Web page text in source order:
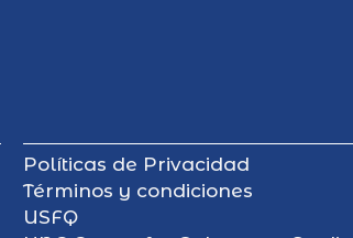
Políticas de Privacidad
Términos y condiciones
USFQ